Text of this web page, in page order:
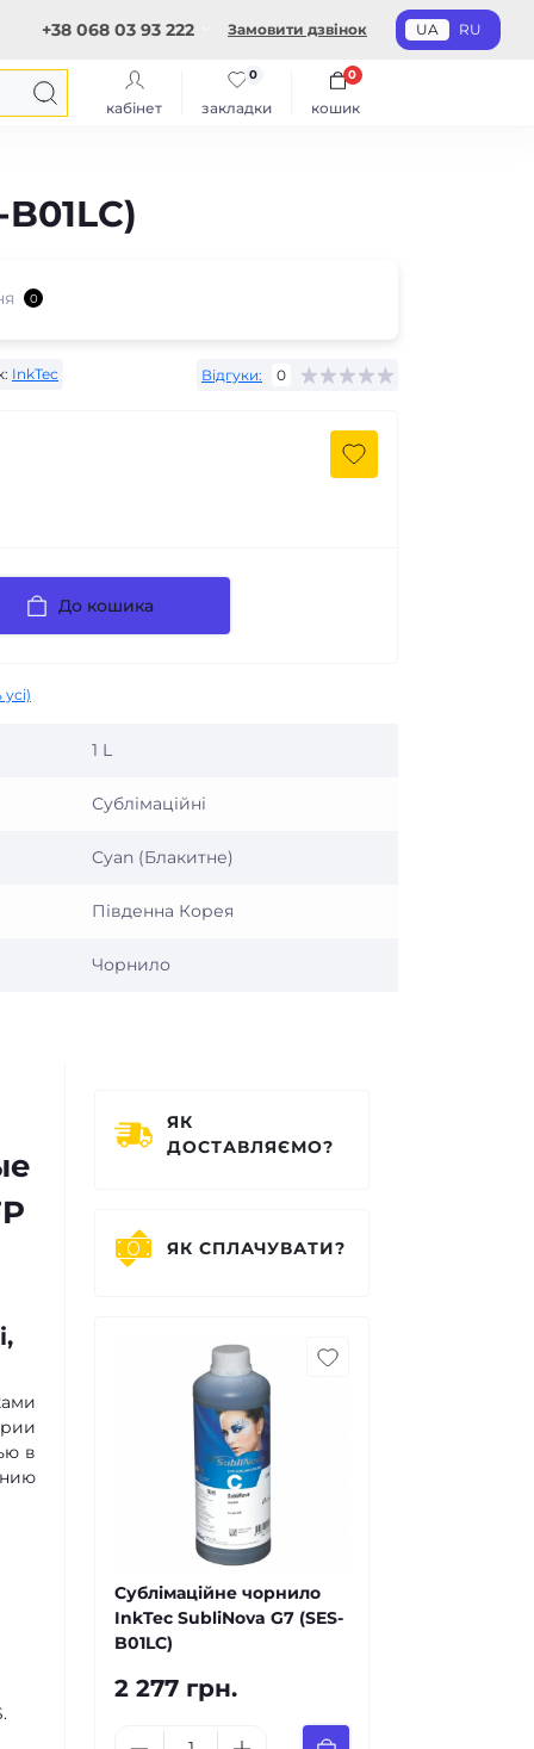
+38 068 03 93 222 Замовити дзвінок UA RU
кабінет закладки
0
кошик
0
0
InkTec Відгуки: 0
До кошика
1 L
Сублімаційні
Cyan (Блакитне)
Південна Корея
Чорнило
в
ЯК
ДОСТАВЛЯЄМО?
ЯК СПЛАЧУВАТИ?
Сублімаційне чорнило
InkTec SubliNova G7 (SES-
B01LC)
2 277 грн.